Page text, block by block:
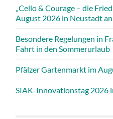
„Cello & Courage – die
August 2026 in Neustadt
Besondere Regelungen in
Fahrt in den Sommerurlaub
Pfälzer Gartenmarkt im
SIAK-Innovationstag 2026